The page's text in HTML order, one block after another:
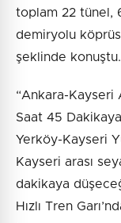
toplam 22 tünel,
demiryolu
şeklinde konuştu.
“Ankara-Kayseri
Saat 45
Yerköy-Kayseri
Kayseri arası
dakikaya
Hızlı Tren